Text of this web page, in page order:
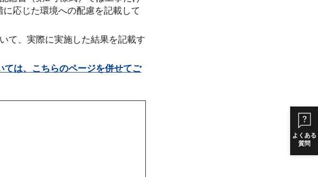
よくある
質問
応じた環境への配慮を記載して
て、実際に実施した結果を記載す
は、こちらのページを併せてご